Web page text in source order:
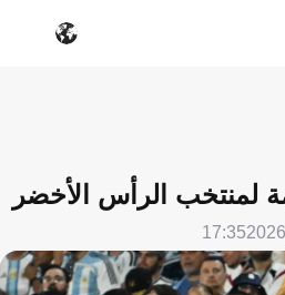
لمنتخب الرأس الأخضر
17:35